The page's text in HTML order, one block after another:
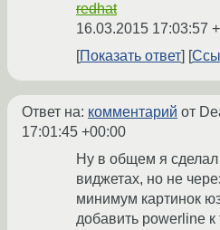
redhat
16.03.2015 17:03:57
Показать ответ
Ответ на: комментарий от
17:01:45 +00:00
Ну в общем я
виджетах, но не
минимум картинок
добавить powerline